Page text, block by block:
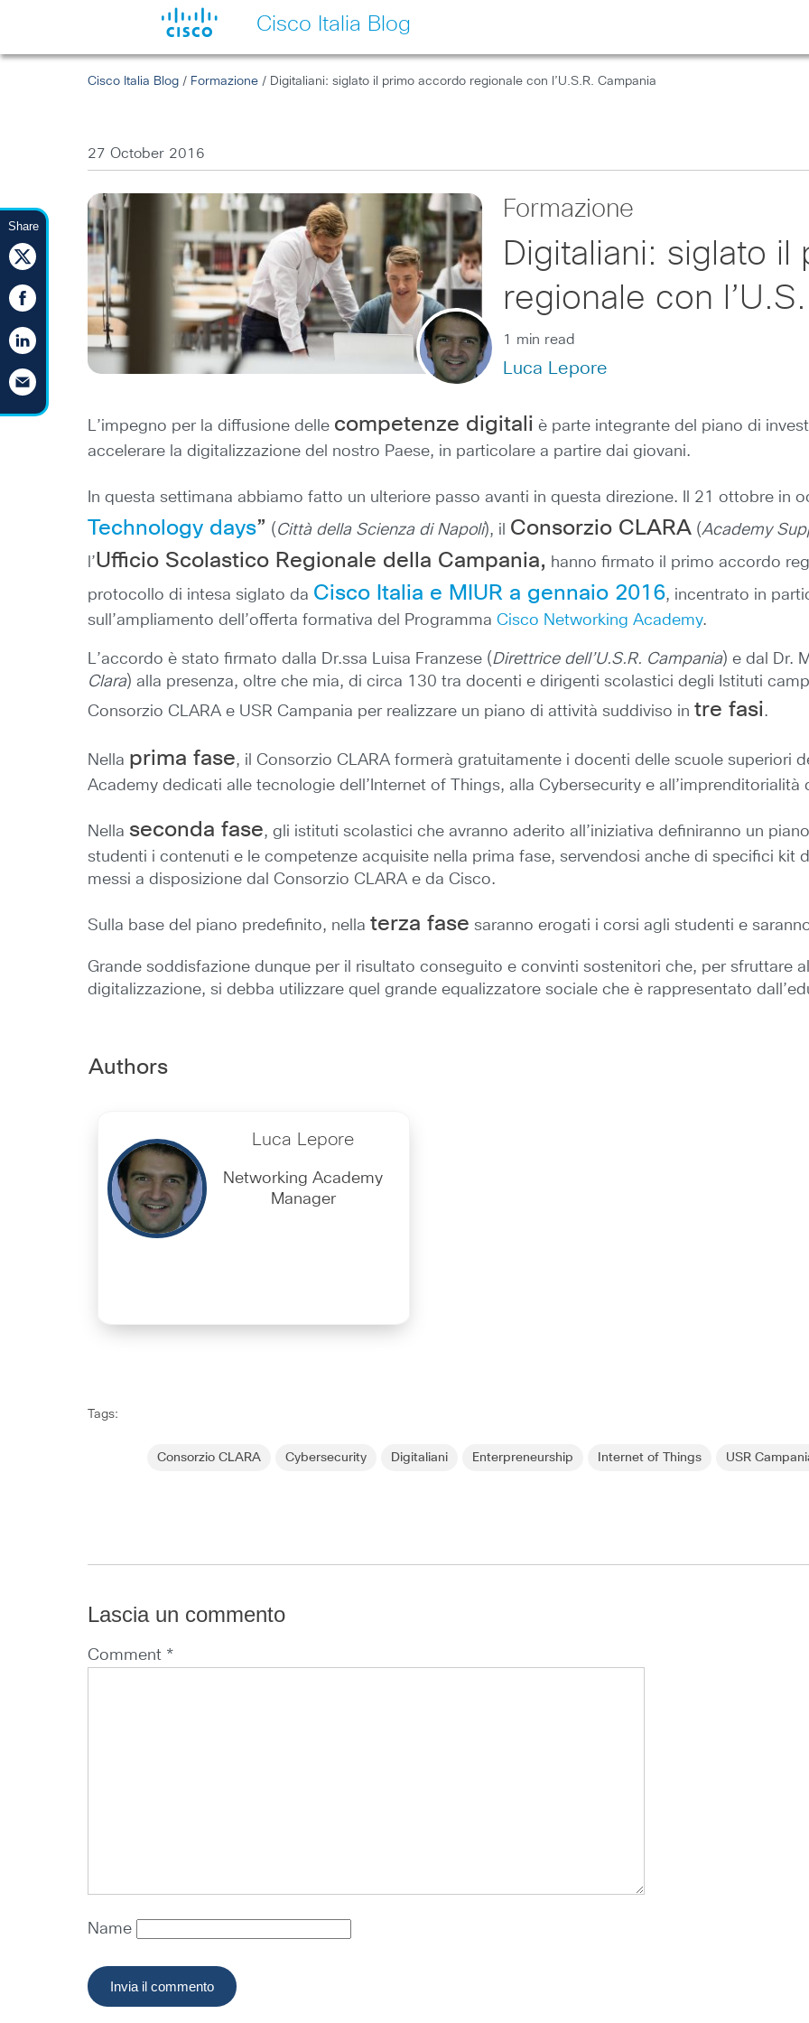
Cisco Italia Blog
Share
Cisco Italia Blog / Formazione / Digitaliani: siglato il primo accordo regionale con l’U.S.R. Campania
27 October 2016
Formazione
Digitaliani: siglato
regionale con
1 min read
Luca Lepore
L’impegno per la diffusione delle competenze digitali è parte integrante del piano di
accelerare la digitalizzazione del nostro Paese, in particolare a partire dai giovani.
In questa settimana abbiamo fatto un ulteriore passo avanti in questa direzione. Il 21 ottobre in
Technology days” ( Città della Scienza di Napoli), il Consorzio CLARA (Academy
l’Ufficio Scolastico Regionale della Campania, hanno firmato il primo accordo
protocollo di intesa siglato da Cisco Italia e MIUR a gennaio 2016, incentrato in
sull’ampliamento dell’offerta formativa del ProgrammaCisco Networking Academy.
L’accordo è stato firmato dalla Dr.ssa Luisa Franzese (Direttrice dell’U.S.R. Campania) e dal Dr.
Clara) alla presenza, oltre che mia, di circa 130 tra docenti e dirigenti scolastici degli Istituti
Consorzio CLARA e USR Campania per realizzare un piano di attività suddiviso intre fasi.
Nella prima fase, il Consorzio CLARA formerà gratuitamente i docenti delle scuole superiori
Academy dedicati alle tecnologie dell’Internet of Things, alla Cybersecurity e all’imprenditorialità
Nellaseconda fase, gli istituti scolastici che avranno aderito all’iniziativa definiranno un
studenti i contenuti e le competenze acquisite nella prima fase, servendosi anche di specifici kit
messi a disposizione dal Consorzio CLARA e da Cisco.
Sulla base del piano predefinito, nellaterza fase saranno erogati i corsi agli studenti e
Grande soddisfazione dunque per il risultato conseguito e convinti sostenitori che, per sfruttare
digitalizzazione, si debba utilizzare quel grande equalizzatore sociale che è rappresentato
Authors
Luca Lepore
Networking Academy
Manager
Tags:
Consorzio CLARA Cybersecurity Digitaliani Enterpreneurship Internet of Things USR
Lascia un commento
Comment *
Name